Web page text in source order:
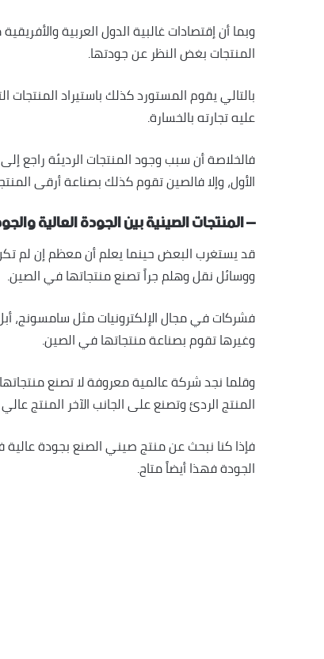
وبما أن إقتصادات غالبية الدول العربية
المنتجات بغض النظر عن جودتها.
بالتالي يقوم المستورد كذلك باستيراد
عليه تجارته بالخسارة.
فالخلاصة أن سبب وجود المنتجات الرديئة راجع
الأول، وإلا فالصين تقوم كذلك بصناعة أرقى
– المنتجات الصينية بين الجودة العالية
قد يستغرب البعض حينما يعلم أن معظم إن لم
ووسائل نقل وهلم جراً تصنع منتجاتها في الصين.
فشركات في مجال الإلكترونيات مثل سامسونج،
وغيرها تقوم بصناعة منتجاتها في الصين.
وقلما نجد شركة عالمية معروفة لا تصنع
المنتج الردئ وتصنع على الجانب الآخر المنتج
فإذا كنا نبحث عن منتج صيني الصنع بجودة
الجودة فهذا أيضاً متاح.